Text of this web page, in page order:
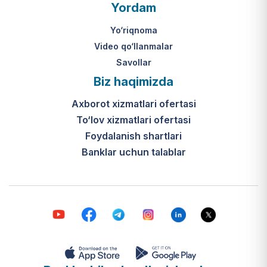
O‘zbekiston Respublikasi Vazirlar
316-son qarori hamda Prezidentning
PQ-410-son qarori.
Ijtimoiy qo‘llab-quvvatlash
markazlari (IQQM) o‘zi nima?
Bular ilgarigi “Saxovat” keksalar va
nogironligi bo‘lgan shaxslar uchun
internat uylari hamda Urush va
mehnat faxriylari pansionatining
Yordam
Yo‘riqnoma
Video qo‘llanmalar
Savollar
Biz haqimizda
Axborot xizmatlari ofertasi
To‘lov xizmatlari ofertasi
Foydalanish shartlari
Banklar uchun talablar